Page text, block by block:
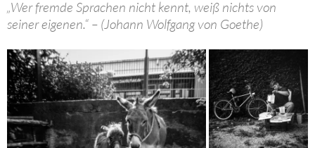
„Wer fremde Sprachen nicht kennt, weiß nichts von
seiner eigenen.“ – (Johann Wolfgang von Goethe)